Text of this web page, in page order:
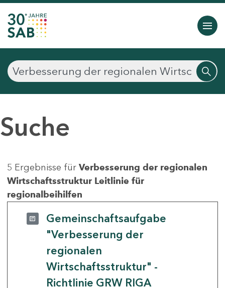
Suche
5 Ergebnisse für Verbesserung der regionalen
Wirtschaftsstruktur Leitlinie für
regionalbeihilfen
Gemeinschaftsaufgabe
"Verbesserung der
regionalen
Wirtschaftsstruktur" -
Richtlinie GRW RIGA